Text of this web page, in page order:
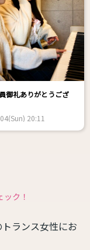
御礼ありがとうござ
20:11
ク！
ランス女性にお